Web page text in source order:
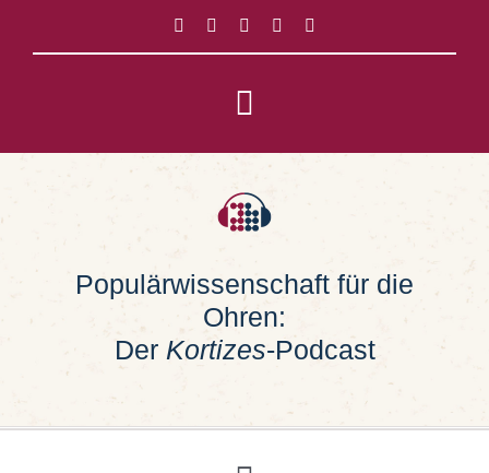
springen
Toggle
Navigation
Impressum
Populärwissenschaft für die
Ohren:
Der Kortizes-Podcast